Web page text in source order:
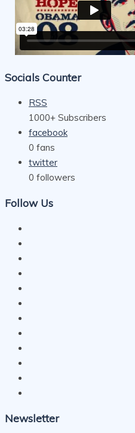
Socials Counter
RSS
1000+ Subscribers
facebook
0 fans
twitter
0 followers
Follow Us
Newsletter